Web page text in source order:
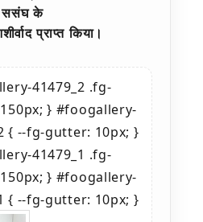
ससंघ के
प्राप्त किया।